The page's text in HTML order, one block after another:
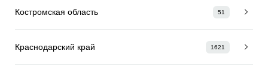
Костромская область 51
Краснодарский край 1621